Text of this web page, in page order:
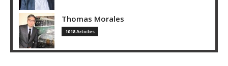
Thomas Morales
1018 Articles